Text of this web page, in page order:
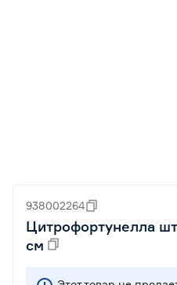
938002264
Цитрофортунелла
см